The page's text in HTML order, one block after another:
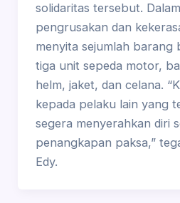
solidaritas tersebut.
pengrusakan dan
menyita sejumlah barang
tiga unit sepeda motor,
helm, jaket, dan celana.
kepada pelaku lain yang
segera menyerahkan diri
penangkapan paksa,”
Edy.